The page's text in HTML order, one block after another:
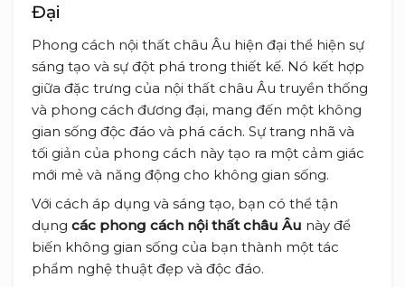
Đại
Phong cách nội thất châu Âu hiện đại thể hiện sự
sáng tạo và sự đột phá trong thiết kế. Nó kết hợp
giữa đặc trưng của nội thất châu Âu truyền thống
và phong cách đương đại, mang đến một không
gian sống độc đáo và phá cách. Sự trang nhã và
tối giản của phong cách này tạo ra một cảm giác
mới mẻ và năng động cho không gian sống.
Với cách áp dụng và sáng tạo, bạn có thể tận
dụng các phong cách nội thất châu Âu này để
biến không gian sống của bạn thành một tác
phẩm nghệ thuật đẹp và độc đáo.